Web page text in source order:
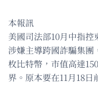
本報訊
美國司法部10月中指
涉嫌主導跨國詐騙集團
枚比特幣，市值高達
界。原本要在11月18